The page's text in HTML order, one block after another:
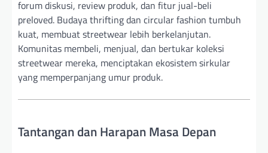
forum diskusi, review produk, dan fitur jual-beli
preloved. Budaya thrifting dan circular fashion tumbuh
kuat, membuat streetwear lebih berkelanjutan.
Komunitas membeli, menjual, dan bertukar koleksi
streetwear mereka, menciptakan ekosistem sirkular
yang memperpanjang umur produk.
Tantangan dan Harapan Masa Depan